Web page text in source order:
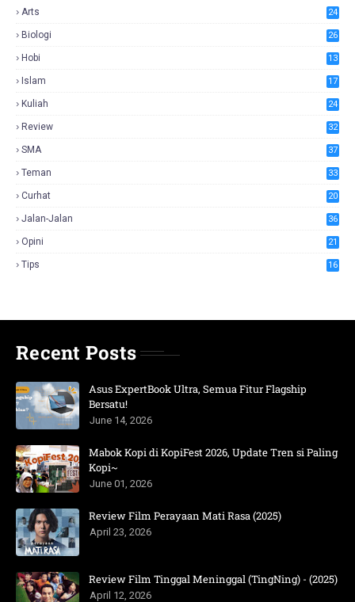
Arts 24
Biologi 26
Hobi 13
Islam 17
Kuliah 24
Review 32
SMA 37
Teman 33
Curhat 20
Jalan-Jalan 36
Opini 21
Tips 16
Recent Posts
Asus ExpertBook Ultra, Semua Fitur Flagship
Bersatu!
June 14, 2026
Mabok Kopi di KopiFest 2026, Update Tren si Paling
Kopi~
June 01, 2026
Review Film Perayaan Mati Rasa (2025)
April 23, 2026
Review Film Tinggal Meninggal (TingNing) - (2025)
April 12, 2026